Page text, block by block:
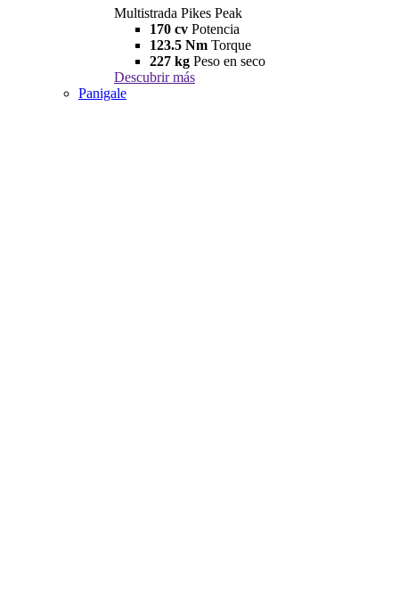
Multistrada Pikes Peak
170 cv Potencia
123.5 Nm Torque
227 kg Peso en seco
Descubrir más
Panigale